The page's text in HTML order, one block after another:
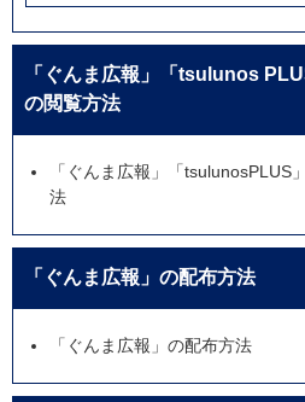
「ぐんま広報」「tsulunos
の閲覧方法
「ぐんま広報」「tsulunosPLUS
法
「ぐんま広報」の配布方法
「ぐんま広報」の配布方法